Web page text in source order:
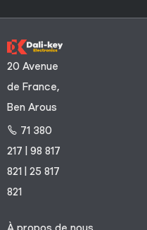
20 Avenue
de France,
Ben Arous
71 380
217 | 98 817
821 | 25 817
821